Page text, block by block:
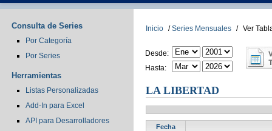
Consulta de Series
Por Categoría
Por Series
Herramientas
Listas Personalizadas
Add-In para Excel
API para Desarrolladores
Inicio / Series Mensuales / Ver
Desde:
Hasta:
LA LIBERTAD
Fecha